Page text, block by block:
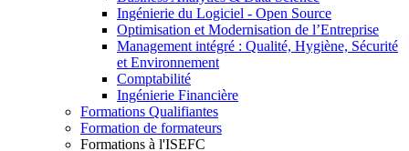
Ingénierie du Logiciel - Open Source
Optimisation et Modernisation de l’Entreprise
Management intégré : Qualité, Hygiène, Sécurité
et Environnement
Comptabilité
Ingénierie Financière
Formations Qualifiantes
Formation de formateurs
Formations à l'ISEFC